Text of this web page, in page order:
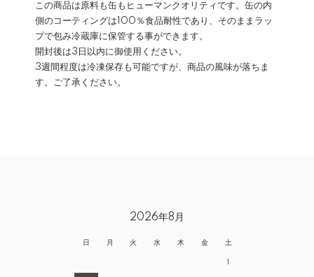
この商品は原料も缶もヒューマンクオリティです。缶の内
側のコーティングは100％食品耐性であり、そのままラッ
プで包み冷蔵庫に保管する事ができます。
開封後は3日以内に御使用ください。
3週間程度は冷凍保存も可能ですが、商品の風味が落ちま
す。ご了承ください。
2026年8月
日 月 火 水 木 金 土
1